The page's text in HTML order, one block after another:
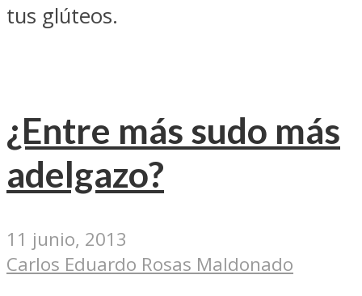
tus glúteos.
¿Entre más sudo más
adelgazo?
11 junio, 2013
Carlos Eduardo Rosas Maldonado